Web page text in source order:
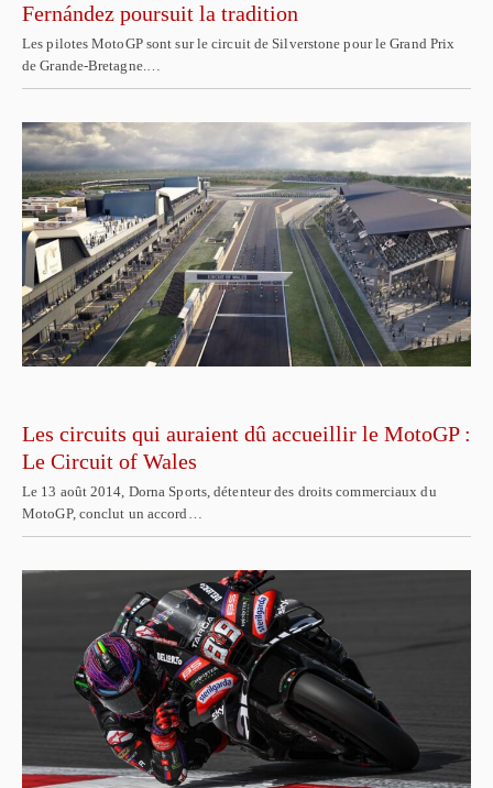
Fernández poursuit la tradition
Les pilotes MotoGP sont sur le circuit de Silverstone pour le Grand Prix
de Grande-Bretagne.…
Les circuits qui auraient dû accueillir le MotoGP :
Le Circuit of Wales
Le 13 août 2014, Dorna Sports, détenteur des droits commerciaux du
MotoGP, conclut un accord…